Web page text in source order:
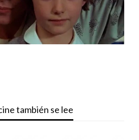
también se lee